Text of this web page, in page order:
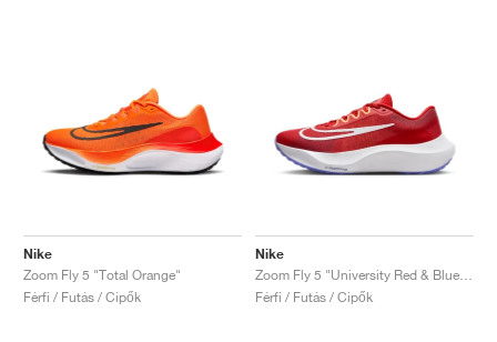
Nike
Zoom Fly 5 "Total Orange"
Férfi / Futás / Cipők
Nike
Férfi / Futás / Cipők